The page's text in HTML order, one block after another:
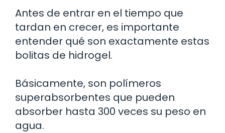
Antes de entrar en el tiempo que
tardan en crecer, es importante
entender qué son exactamente estas
bolitas de hidrogel.
Básicamente, son polímeros
superabsorbentes que pueden
absorber hasta 300 veces su peso en
agua.